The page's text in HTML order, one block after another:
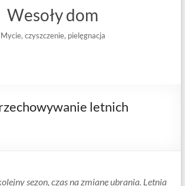
Wesoły dom
Mycie, czyszczenie, pielęgnacja
letnich
sezon, czas na zmianę ubrania. Letnia